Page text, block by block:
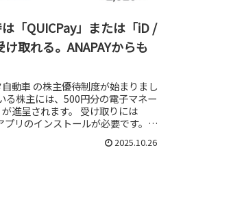
「QUICPay」または「iD /
取れる。ANAPAYからも
動車 の株主優待制度が始まりまし
る株主には、500円分の電子マネー
が進呈されます。 受け取りには
プリのインストールが必要です。イ
2025.10.26